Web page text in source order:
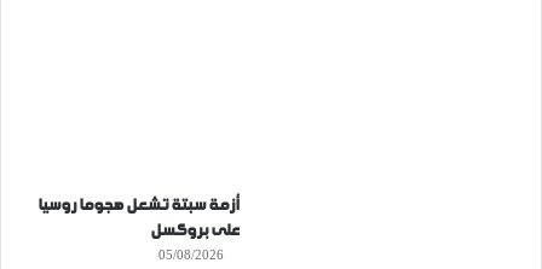
أزمة سبتة تشعل هجوما روسيا
على بروكسل
05/08/2026